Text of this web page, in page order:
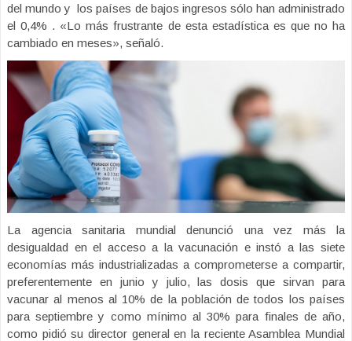
del mundo y los países de bajos ingresos sólo han administrado
el 0,4% . «Lo más frustrante de esta estadística es que no ha
cambiado en meses», señaló.
La agencia sanitaria mundial denunció una vez más la
desigualdad en el acceso a la vacunación e instó a las siete
economías más industrializadas a comprometerse a compartir,
preferentemente en junio y julio, las dosis que sirvan para
vacunar al menos al 10% de la población de todos los países
para septiembre y como mínimo al 30% para finales de año,
como pidió su director general en la reciente Asamblea Mundial